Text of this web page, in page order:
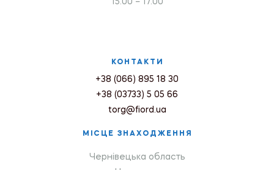
15.00 – 17.00
КОНТАКТИ
+38 (066) 895 18 30
+38 (03733) 5 05 66
torg@fiord.ua
МІСЦЕ ЗНАХОДЖЕННЯ
Чернівецька область